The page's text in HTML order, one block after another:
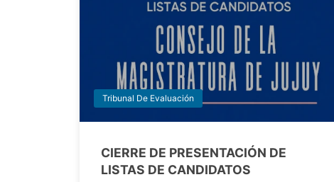
Tribunal De Evaluación
CIERRE DE PRESENTACIÓN DE
LISTAS DE CANDIDATOS